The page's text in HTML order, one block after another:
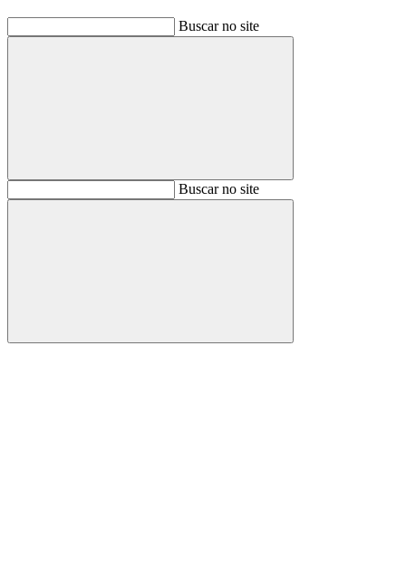
Buscar no site
BuscarBuscar no site
Buscar